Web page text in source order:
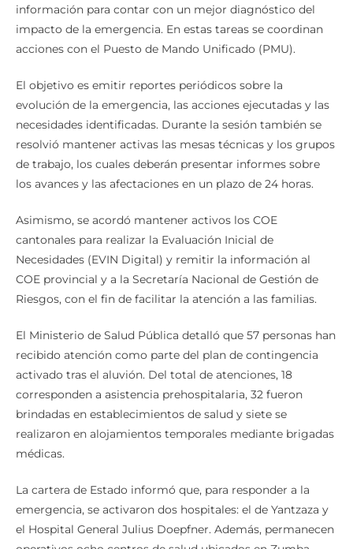
información para contar con un mejor diagnóstico del
impacto de la emergencia. En estas tareas se coordinan
acciones con el Puesto de Mando Unificado (PMU).
El objetivo es emitir reportes periódicos sobre la
evolución de la emergencia, las acciones ejecutadas y las
necesidades identificadas. Durante la sesión también se
resolvió mantener activas las mesas técnicas y los grupos
de trabajo, los cuales deberán presentar informes sobre
los avances y las afectaciones en un plazo de 24 horas.
Asimismo, se acordó mantener activos los COE
cantonales para realizar la Evaluación Inicial de
Necesidades (EVIN Digital) y remitir la información al
COE provincial y a la Secretaría Nacional de Gestión de
Riesgos, con el fin de facilitar la atención a las familias.
El Ministerio de Salud Pública detalló que 57 personas han
recibido atención como parte del plan de contingencia
activado tras el aluvión. Del total de atenciones, 18
corresponden a asistencia prehospitalaria, 32 fueron
brindadas en establecimientos de salud y siete se
realizaron en alojamientos temporales mediante brigadas
médicas.
La cartera de Estado informó que, para responder a la
emergencia, se activaron dos hospitales: el de Yantzaza y
el Hospital General Julius Doepfner. Además, permanecen